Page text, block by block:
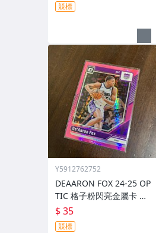
競標
Y5912762752
DEAARON FOX 24-25 OP
TIC 格子粉閃亮金屬卡 編
$ 35
競標